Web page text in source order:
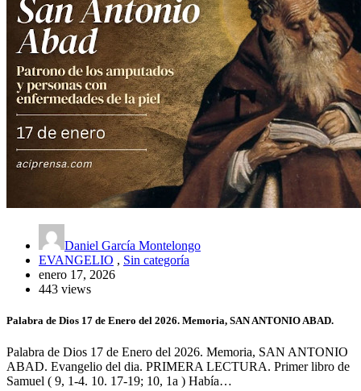
Daniel García Montelongo
EVANGELIO , Sin categoría
enero 17, 2026
443 views
Palabra de Dios 17 de Enero del 2026. Memoria, SAN ANTONIO ABAD.
Palabra de Dios 17 de Enero del 2026. Memoria, SAN ANTONIO
ABAD. Evangelio del dia. PRIMERA LECTURA. Primer libro de
Samuel ( 9, 1-4. 10. 17-19; 10, 1a ) Había…